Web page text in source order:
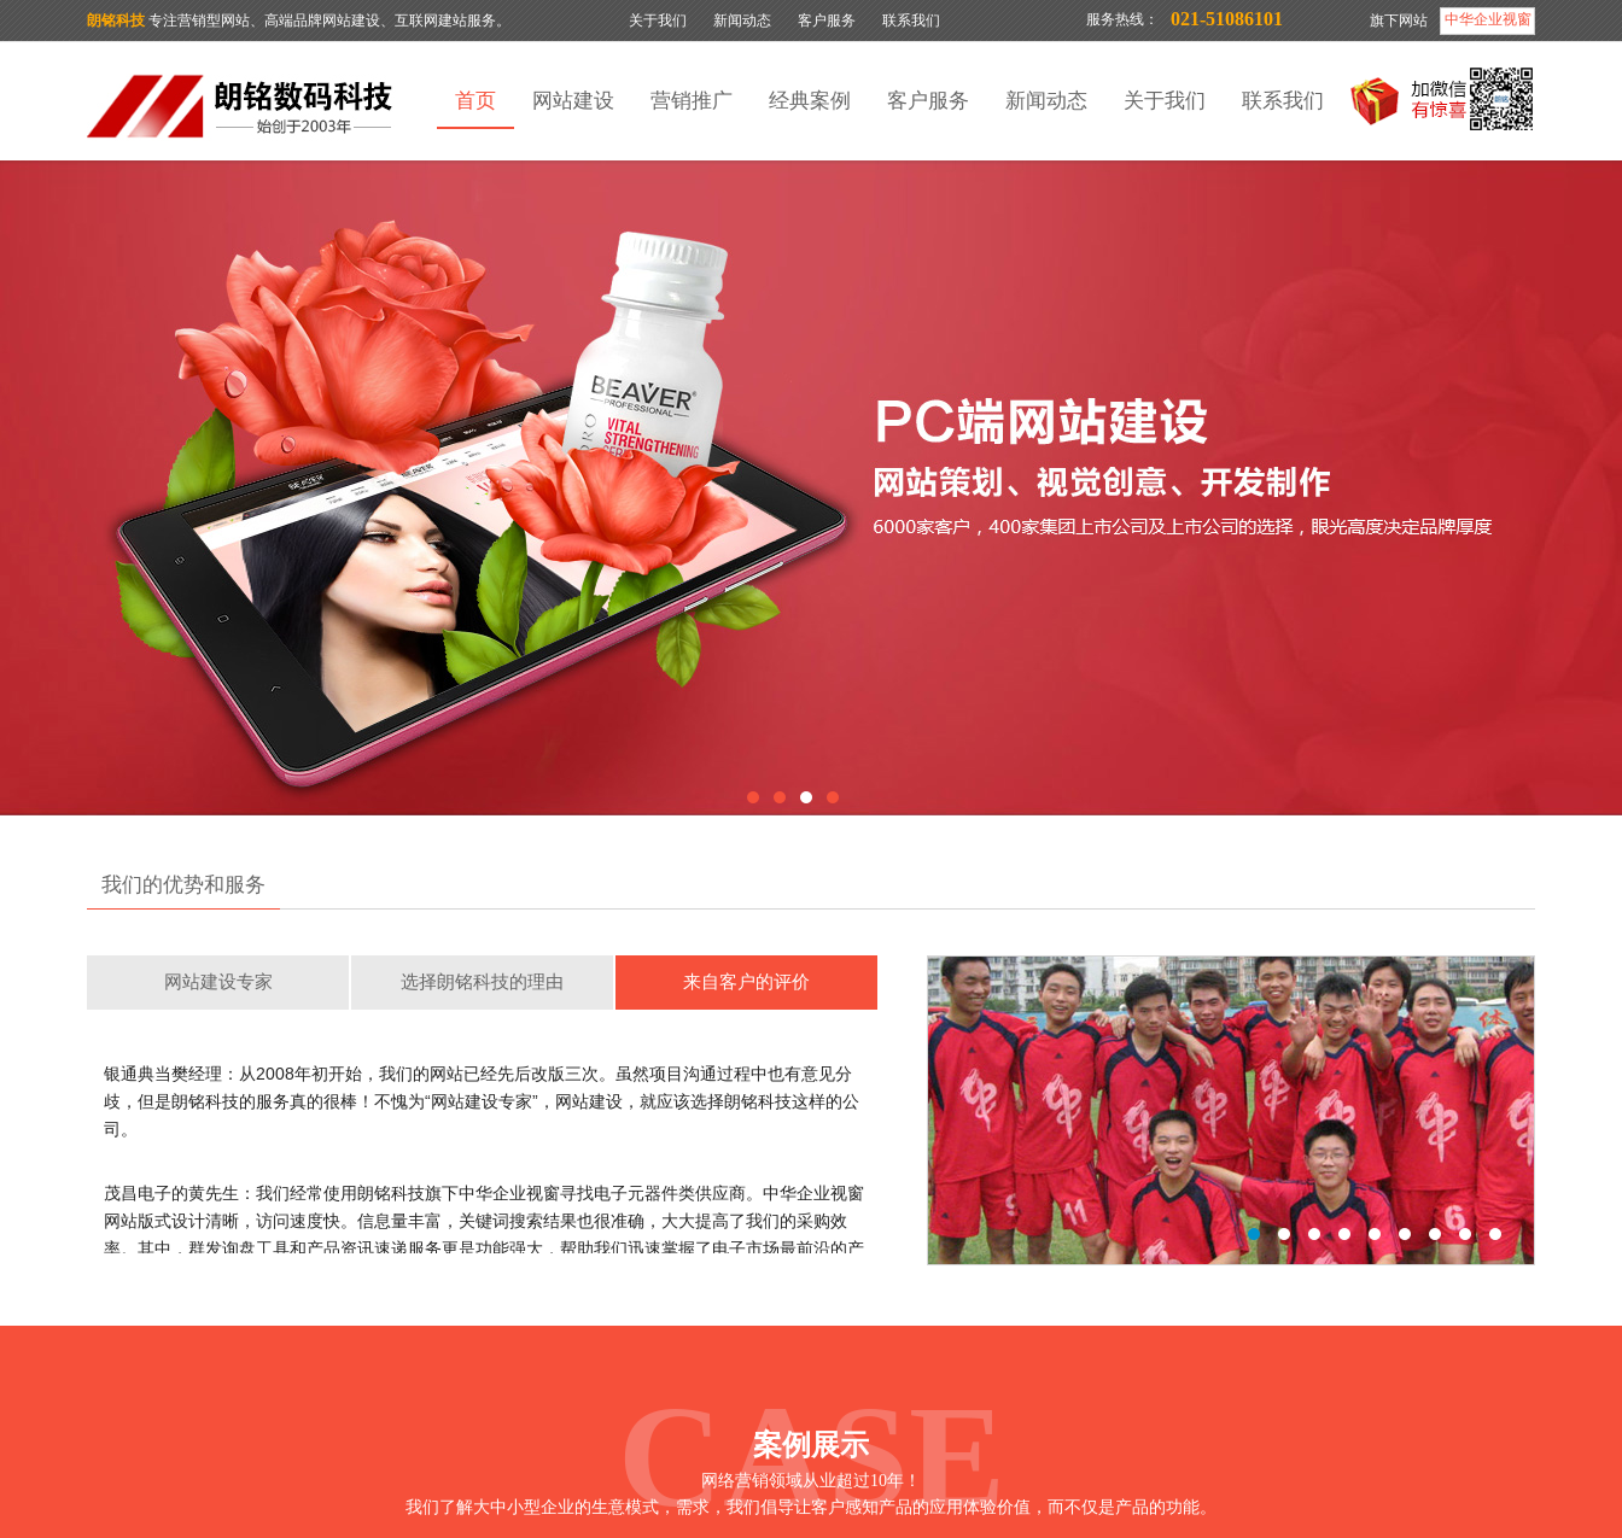
朗铭科技 专注营销型网站、高端品牌网站建设、互联网建站服务。 中华企业视窗
旗下网站
服务热线： 021-51086101
关于我们 新闻动态 客户服务 联系我们
首页 网站建设 营销推广 经典案例 客户服务 新闻动态 关于我们 联系我们
我们的优势和服务
网站建设专家 选择朗铭科技的理由 来自客户的评价
CASE
案例展示
网络营销领域从业超过10年！
我们了解大中小型企业的生意模式，需求，我们倡导让客户感知产品的应用体验价值，而不仅是产品的功能。